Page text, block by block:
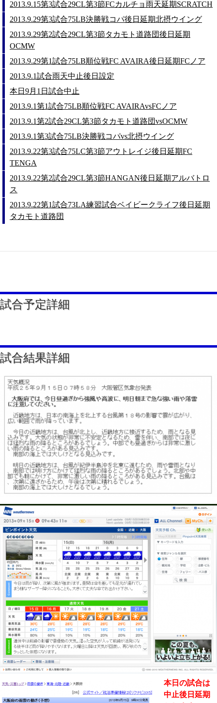
2013.9.15第3試合29CL第3節FCカルチョ雨天延期SCRATCH
2013.9.29第3試合75LB決勝戦コパ後日延期北摂ウイング
2013.9.29第2試合29CL第3節タカモト道路団後日延期
OCMW
2013.9.29第1試合75LB順位戦FC AVAIRA後日延期FCノア
2013.9.1試合雨天中止後日設定
本日9月1日試合中止
2013.9.1第1試合75LB順位戦FC AVAIRAvsFCノア
2013.9.1第2試合29CL第3節タカモト道路団vsOCMW
2013.9.1第3試合75LB決勝戦コパvs北摂ウイング
2013.9.22第3試合75LC第3節アウトレイジ後日延期FC
TENGA
2013.9.22第2試合29CL第3節HANGAN後日延期アルバトロ
ス
2013.9.22第1試合73LA練習試合ベイビークライフ後日延期
タカモト道路団
試合予定詳細
試合結果詳細
本日の試合は
中止後日延期